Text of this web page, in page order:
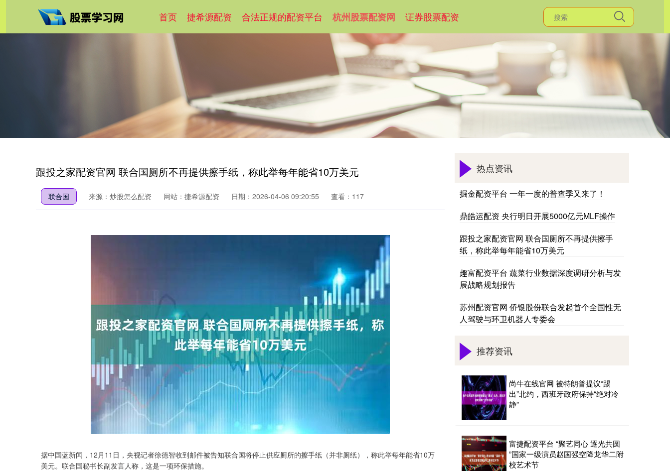
首页 捷希源配资 合法正规的配资平台 杭州股票配资网 证券股票配资
跟投之家配资官网 联合国厕所不再提供擦手纸，称此举每年能省10万美元
联合国 来源：炒股怎么配资 网站：捷希源配资 日期：2026-04-06 09:20:55 查看：117
据中国蓝新闻，12月11日，央视记者徐德智收到邮件被告知联合国将停止供应厕所的擦手纸（并非厕纸），称此举每年能省10万
美元。联合国秘书长副发言人称，这是一项环保措施。
热点资讯
掘金配资平台 一年一度的普查季又来了！
鼎皓运配资 央行明日开展5000亿元MLF操作
跟投之家配资官网 联合国厕所不再提供擦手
纸，称此举每年能省10万美元
趣富配资平台 蔬菜行业数据深度调研分析与发
展战略规划报告
苏州配资官网 侨银股份联合发起首个全国性无
人驾驶与环卫机器人专委会
推荐资讯
尚牛在线官网 被特朗普提议“踢
出”北约，西班牙政府保持“绝对冷
静”
富捷配资平台 “聚艺同心 逐光共圆
”国家一级演员赵国强空降龙华二附
校艺术节